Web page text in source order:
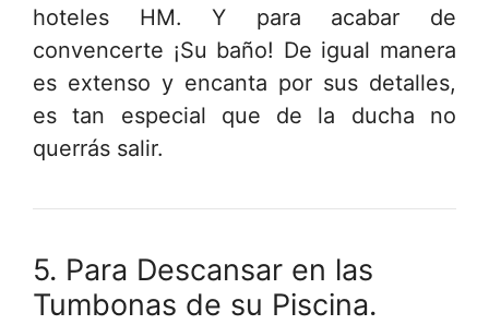
hoteles HM. Y para acabar de
convencerte ¡Su baño! De igual manera
es extenso y encanta por sus detalles,
es tan especial que de la ducha no
querrás salir.
5. Para Descansar en las
Tumbonas de su Piscina.